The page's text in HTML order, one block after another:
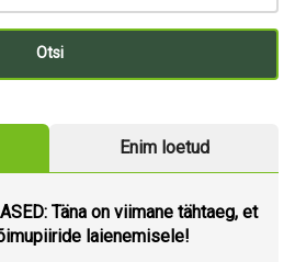
Enim loetud
Täna on viimane tähtaeg, et
laienemisele!